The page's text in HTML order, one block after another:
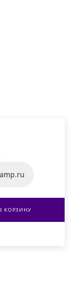
КОРЗИНУ